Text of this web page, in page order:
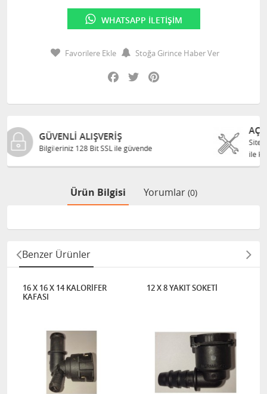
WHATSAPP İLETIŞIM
Favorilere Ekle
Stoğa Girince Haber Ver
Facebook
Twitter
AÇIKLAMA
Sitemizde kullanılan OEM numaraları
ile kullanılmıştır.
Ürün Bilgisi Yorumlar (0)
Benzer Ürünler
16 X 16 X 14 KALORİFER
KAFASI
12 X 8 YAKIT SOKETİ